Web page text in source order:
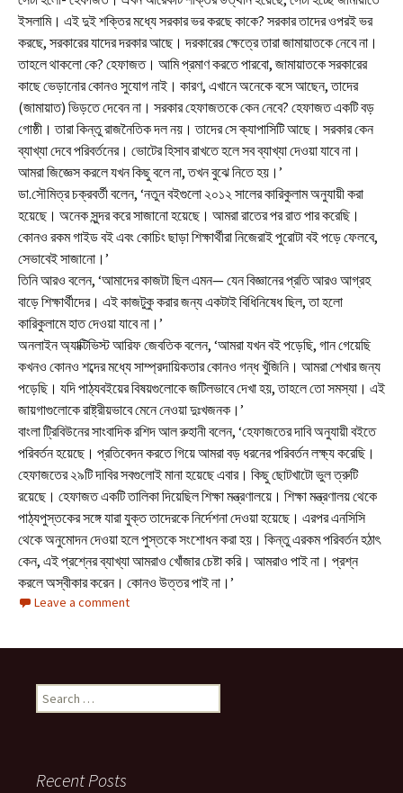
ইসলামি। এই দুই শক্তির মধ্যে সরকার ভর করছে কাকে? সরকার তাদের ওপরই ভর
করছে, সরকারের যাদের দরকার আছে। দরকারের ক্ষেত্রে তারা জামায়াতকে নেবে না।
তাহলে থাকলো কে? হেফাজত। আমি প্রমাণ করতে পারবো, জামায়াতকে সরকারের
কাছে ভেড়ানোর কোনও সুযোগ নাই। কারণ, এখানে অনেকে বসে আছেন, তাদের
(জামায়াত) ভিড়তে দেবেন না। সরকার হেফাজতকে কেন নেবে? হেফাজত একটি বড়
গোষ্ঠী। তারা কিন্তু রাজনৈতিক দল নয়। তাদের সে ক্যাপাসিটি আছে। সরকার কেন
ব্যাখ্যা দেবে পরিবর্তনের। ভোটের হিসাব রাখতে হলে সব ব্যাখ্যা দেওয়া যাবে না।
আমরা জিজ্ঞেস করলে যখন কিছু বলে না, তখন বুঝে নিতে হয়।’
ডা.সৌমিত্র চক্রবর্তী বলেন, ‘নতুন বইগুলো ২০১২ সালের কারিকুলাম অনুযায়ী করা
হয়েছে। অনেক সুন্দর করে সাজানো হয়েছে। আমরা রাতের পর রাত পার করেছি।
কোনও রকম গাইড বই এবং কোচিং ছাড়া শিক্ষার্থীরা নিজেরাই পুরোটা বই পড়ে ফেলবে,
সেভাবেই সাজানো।’
তিনি আরও বলেন, ‘আমাদের কাজটা ছিল এমন— যেন বিজ্ঞানের প্রতি আরও আগ্রহ
বাড়ে শিক্ষার্থীদের। এই কাজটুকু করার জন্য একটাই বিধিনিষেধ ছিল, তা হলো
কারিকুলামে হাত দেওয়া যাবে না।’
অনলাইন অ্যাক্টিভিস্ট আরিফ জেবতিক বলেন, ‘আমরা যখন বই পড়েছি, গান গেয়েছি
কখনও কোনও শব্দের মধ্যে সাম্প্রদায়িকতার কোনও গন্ধ খুঁজিনি। আমরা শেখার জন্য
পড়েছি। যদি পাঠ্যবইয়ের বিষয়গুলোকে জটিলভাবে দেখা হয়, তাহলে তো সমস্যা। এই
জায়গাগুলোকে রাষ্ট্রীয়ভাবে মেনে নেওয়া দুঃখজনক।’
বাংলা ট্রিবিউনের সাংবাদিক রশিদ আল রুহানী বলেন, ‘হেফাজতের দাবি অনুযায়ী বইতে
পরিবর্তন হয়েছে। প্রতিবেদন করতে গিয়ে আমরা বড় ধরনের পরিবর্তন লক্ষ্য করেছি।
হেফাজতের ২৯টি দাবির সবগুলোই মানা হয়েছে এবার। কিছু ছোটখাটো ভুল ত্রুটি
রয়েছে। হেফাজত একটি তালিকা দিয়েছিল শিক্ষা মন্ত্রণালয়ে। শিক্ষা মন্ত্রণালয় থেকে
পাঠ্যপুস্তকের সঙ্গে যারা যুক্ত তাদেরকে নির্দেশনা দেওয়া হয়েছে। এরপর এনসিসি
থেকে অনুমোদন দেওয়া হলে পুস্তকে সংশোধন করা হয়। কিন্তু এরকম পরিবর্তন হঠাৎ
কেন, এই প্রশ্নের ব্যাখ্যা আমরাও খোঁজার চেষ্টা করি। আমরাও পাই না। প্রশ্ন
করলে অস্বীকার করেন। কোনও উত্তর পাই না।’
Leave a comment
Search
for:
Recent Posts